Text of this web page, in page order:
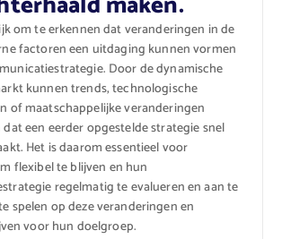
om te erkennen dat veranderingen in de
factoren een uitdaging kunnen vormen
Door de dynamische
kunnen trends, technologische
of maatschappelijke veranderingen
een eerder opgestelde strategie snel
Het is daarom essentieel voor
flexibel te blijven en hun
regelmatig te evalueren en aan te
spelen op deze veranderingen en
voor hun doelgroep.